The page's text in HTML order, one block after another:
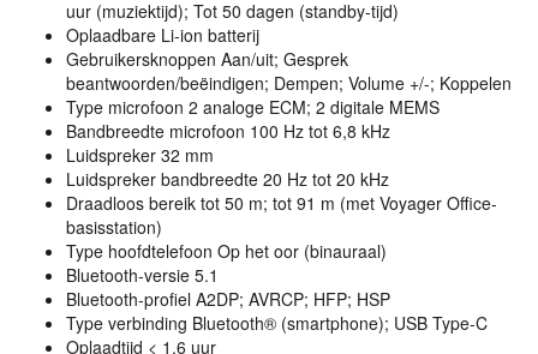
uur (muziektijd); Tot 50 dagen (standby-tijd)
Oplaadbare Li-ion batterij
Gebruikersknoppen Aan/uit; Gesprek
beantwoorden/beëindigen; Dempen; Volume +/-; Koppelen
Type microfoon 2 analoge ECM; 2 digitale MEMS
Bandbreedte microfoon 100 Hz tot 6,8 kHz
Luidspreker 32 mm
Luidspreker bandbreedte 20 Hz tot 20 kHz
Draadloos bereik tot 50 m; tot 91 m (met Voyager Office-
basisstation)
Type hoofdtelefoon Op het oor (binauraal)
Bluetooth-versie 5.1
Bluetooth-profiel A2DP; AVRCP; HFP; HSP
Type verbinding Bluetooth® (smartphone); USB Type-C
Oplaadtijd < 1,6 uur